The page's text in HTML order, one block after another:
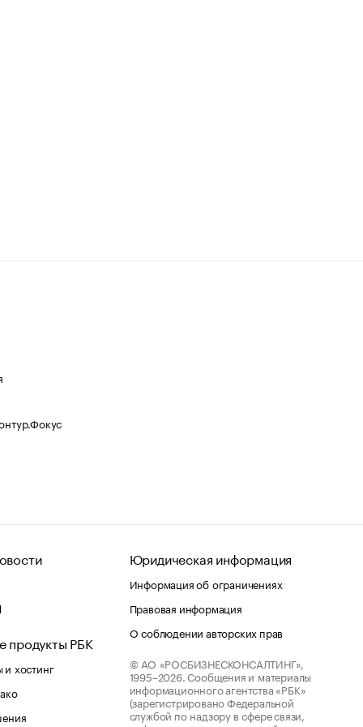
продукты РБК
хостинг
Юридическая информация
Информация об ограничениях
Правовая информация
О соблюдении авторских прав
© АО «РОСБИЗНЕСКОНСАЛТИНГ»,
1995–2026. Сообщения и материалы
информационного агентства «РБК»
(зарегистрировано Федеральной
службой по надзору в сфере связи,